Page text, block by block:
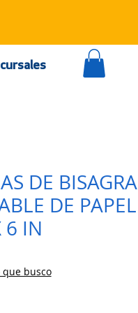
DE BISAGRA
DE PAPEL
6 IN
que busco